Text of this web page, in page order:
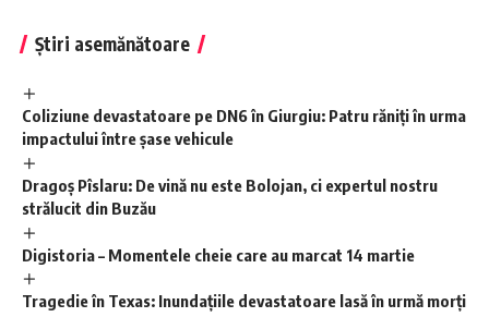
Știri asemănătoare
Coliziune devastatoare pe DN6 în Giurgiu: Patru răniți în urma
impactului între șase vehicule
Dragoș Pîslaru: De vină nu este Bolojan, ci expertul nostru
strălucit din Buzău
Digistoria – Momentele cheie care au marcat 14 martie
Tragedie în Texas: Inundațiile devastatoare lasă în urmă morți